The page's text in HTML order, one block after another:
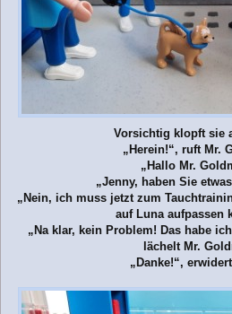
Vorsichtig klopft sie
„Herein!“, ruft Mr.
„Hallo Mr.
„Jenny, haben Sie
„Nein, ich muss jetzt zum
auf Luna aufpassen
„Na klar, kein Problem! Das habe
lächelt Mr.
„Danke!“,